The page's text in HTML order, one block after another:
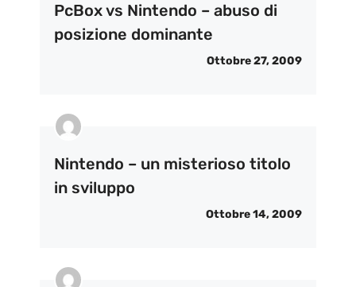
PcBox vs Nintendo – abuso di
posizione dominante
Ottobre 27, 2009
Nintendo – un misterioso titolo
in sviluppo
Ottobre 14, 2009